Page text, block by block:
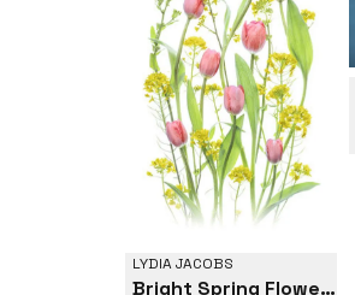
LYDIA JACOBS
Bright Spring Flowers